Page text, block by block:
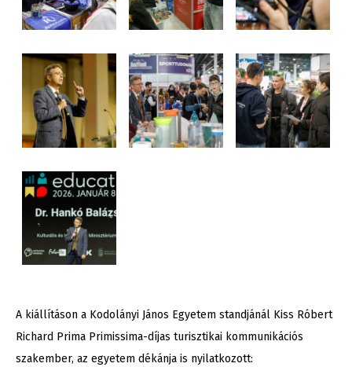
A kiállításon a Kodolányi János Egyetem standjánál Kiss Róbert
Richard Prima Primissima-díjas turisztikai kommunikációs
szakember, az egyetem dékánja is nyilatkozott: